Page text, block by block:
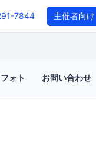
7844 主催者向け
フォト お問い合わせ